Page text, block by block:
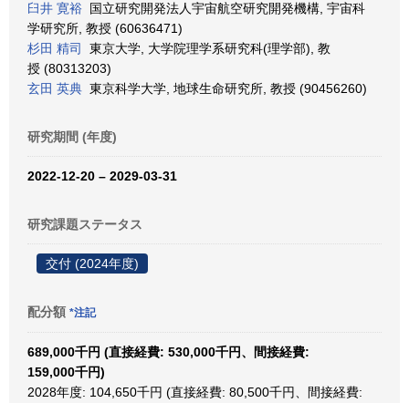
臼井 寛裕 国立研究開発法人宇宙航空研究開発機構, 宇宙科
学研究所, 教授 (60636471)
杉田 精司
東京大学, 大学院理学系研究科(理学部), 教
授 (80313203)
玄田 英典 東京科学大学, 地球生命研究所, 教授 (90456260)
研究期間 (年度)
2022-12-20 – 2029-03-31
研究課題ステータス
交付 (2024年度)
配分額 *注記
689,000千円 (直接経費: 530,000千円、間接経費:
159,000千円)
2028年度: 104,650千円 (直接経費: 80,500千円、間接経費: